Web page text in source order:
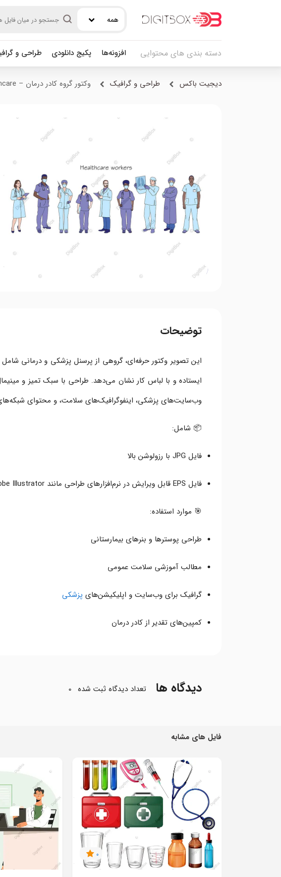
همه
دسته بندی های محتوایی افزونه‌ها پکیج دانلودی طراحی و
دیجیت باکس طراحی و گرافیک وکتور گروه کادر درمان – Healthcare...
توضیحات
این تصویر وکتور حرفه‌ای، گروهی از پرسنل پزشکی و درمانی
ایستاده و با لباس کار نشان می‌دهد. طراحی با سبک تمیز و
وب‌سایت‌های پزشکی، اینفوگرافیک‌های سلامت، و محتوای
📦 شامل:
فایل JPG با رزولوشن بالا
فایل EPS قابل ویرایش در نرم‌افزارهای طراحی مانند Adobe Illustrator
🎯 موارد استفاده:
طراحی پوسترها و بنرهای بیمارستانی
مطالب آموزشی سلامت عمومی
گرافیک برای وب‌سایت و اپلیکیشن‌های پزشکی
کمپین‌های تقدیر از کادر درمان
دیدگاه ها تعداد دیدگاه ثبت شده 0
فایل های مشابه
0